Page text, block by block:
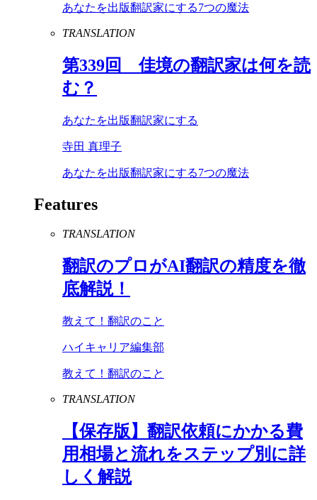
あなたを出版翻訳家にする7つの魔法
TRANSLATION
第339回 佳境の翻訳家は何を読
む？
あなたを出版翻訳家にする
寺田 真理子
あなたを出版翻訳家にする7つの魔法
Features
TRANSLATION
翻訳のプロがAI翻訳の精度を徹
底解説！
教えて！翻訳のこと
ハイキャリア編集部
教えて！翻訳のこと
TRANSLATION
【保存版】翻訳依頼にかかる費
用相場と流れをステップ別に詳
しく解説